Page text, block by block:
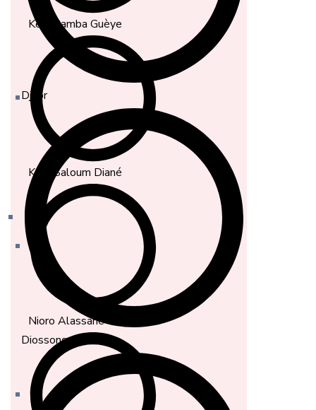
Djilor
Diossong
Keur Samba Guèye
Keur Saloum Diané
Nioro Alassane Tall